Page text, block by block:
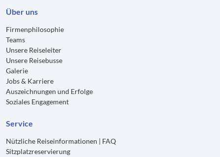
Über uns
Firmenphilosophie
Teams
Unsere Reiseleiter
Unsere Reisebusse
Galerie
Jobs & Karriere
Auszeichnungen und Erfolge
Soziales Engagement
Service
Nützliche Reiseinformationen | FAQ
Sitzplatzreservierung